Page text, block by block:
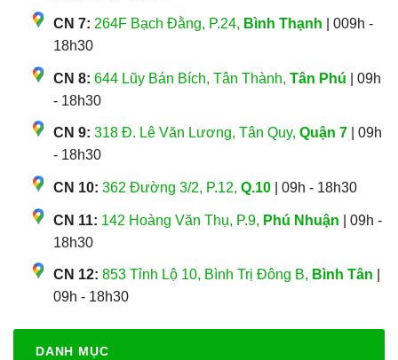
CN 7: 264F Bạch Đằng, P.24, Bình Thạnh | 009h -
18h30
CN 8: 644 Lũy Bán Bích, Tân Thành, Tân Phú | 09h
- 18h30
CN 9: 318 Đ. Lê Văn Lương, Tân Quy, Quận 7 | 09h
- 18h30
CN 10: 362 Đường 3/2, P.12, Q.10 | 09h - 18h30
CN 11: 142 Hoàng Văn Thụ, P.9, Phú Nhuận | 09h -
18h30
CN 12: 853 Tỉnh Lộ 10, Bình Trị Đông B, Bình Tân
09h - 18h30
DANH MỤC